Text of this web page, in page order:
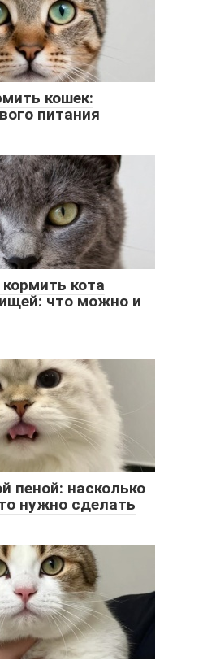
кошек:
питания
кота
что можно и
пеной: насколько
нужно сделать